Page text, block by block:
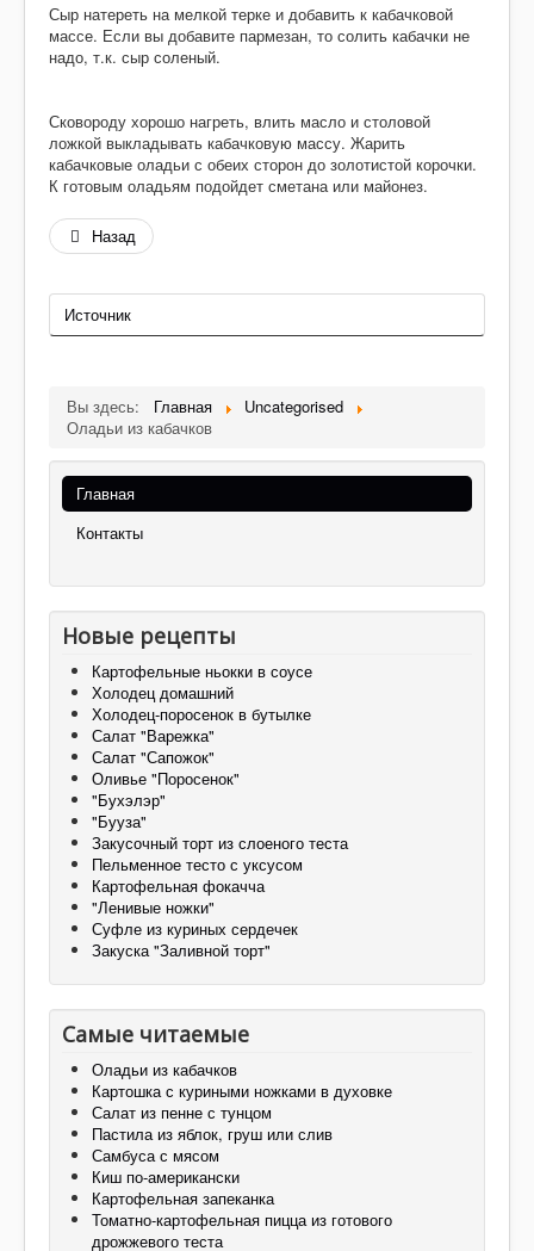
Сыр натереть на мелкой терке и добавить к кабачковой
массе. Если вы добавите пармезан, то солить кабачки не
надо, т.к. сыр соленый.
Сковороду хорошо нагреть, влить масло и столовой
ложкой выкладывать кабачковую массу. Жарить
кабачковые оладьи с обеих сторон до золотистой корочки.
К готовым оладьям подойдет сметана или майонез.
Назад
Источник
Вы здесь: Главная
Uncategorised
Оладьи из кабачков
Главная
Контакты
Новые рецепты
Картофельные ньокки в соусе
Холодец домашний
Холодец-поросенок в бутылке
Салат "Варежка"
Салат "Сапожок"
Оливье "Поросенок"
"Бухэлэр"
"Бууза"
Закусочный торт из слоеного теста
Пельменное тесто с уксусом
Картофельная фокачча
"Ленивые ножки"
Суфле из куриных сердечек
Закуска "Заливной торт"
Самые читаемые
Оладьи из кабачков
Картошка с куриными ножками в духовке
Салат из пенне с тунцом
Пастила из яблок, груш или слив
Самбуса с мясом
Киш по-американски
Картофельная запеканка
Томатно-картофельная пицца из готового
дрожжевого теста